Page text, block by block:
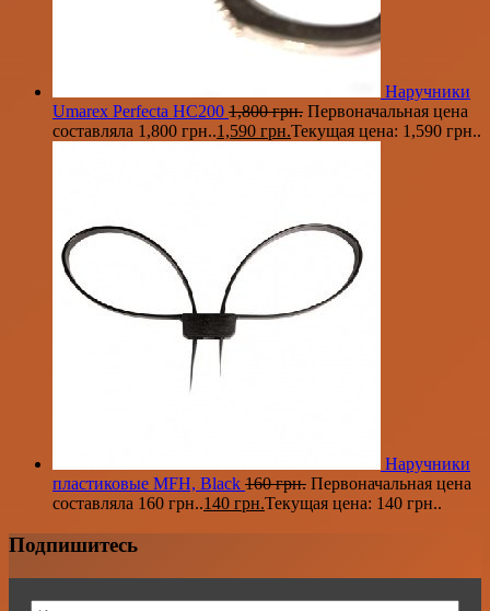
Наручники
Umarex Perfecta HC200 1,800грн. Первоначальная цена
составляла 1,800 грн..1,590 грн.Текущая цена: 1,590 грн..
Наручники
пластиковые MFH, Black 160грн. Первоначальная цена
составляла 160 грн..140 грн.Текущая цена: 140 грн..
Подпишитесь